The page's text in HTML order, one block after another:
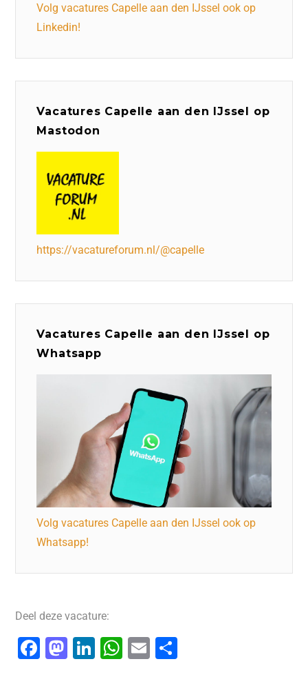
Volg vacatures Capelle aan den IJssel ook op
Linkedin!
Vacatures Capelle aan den IJssel op
Mastodon
https://vacatureforum.nl/@capelle
Vacatures Capelle aan den IJssel op
Whatsapp
Volg vacatures Capelle aan den IJssel ook op
Whatsapp!
Deel deze vacature:
F
M Li W E